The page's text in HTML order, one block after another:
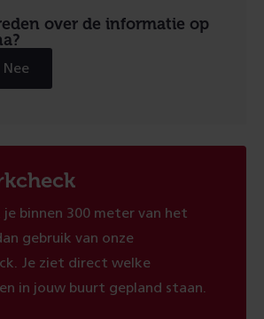
over de informatie op
Nee
binnen 300 meter van het
gebruik van onze
Je ziet direct welke
in jouw buurt gepland staan.